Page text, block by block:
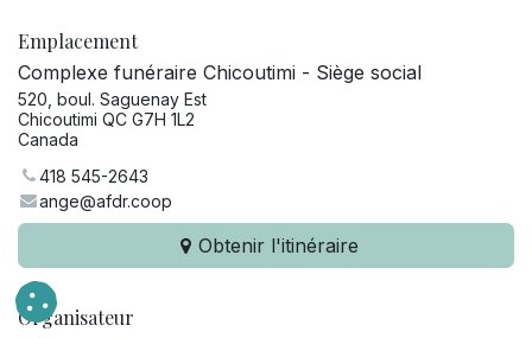
Emplacement
Complexe funéraire Chicoutimi - Siège social
520, boul. Saguenay Est
Chicoutimi QC G7H 1L2
Canada
418 545-2643
ange@afdr.coop
Obtenir l'itinéraire
Organisateur